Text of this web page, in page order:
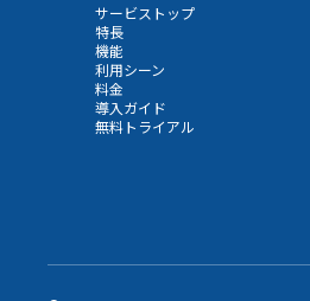
サービストップ
特長
機能
利用シーン
料金
導入ガイド
無料トライアル